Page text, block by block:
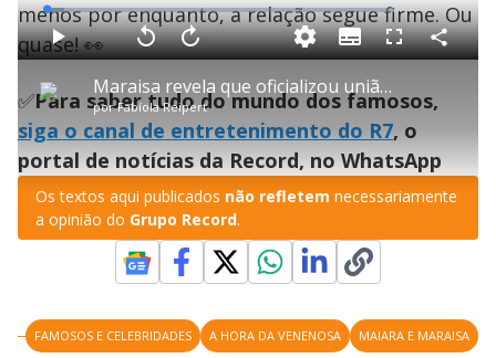
menos por enquanto, a relação segue firme. Ou
quase! 👀
P
l
a
y
Maraisa revela que oficializou união com o empresário Fernando Mocó
porFabíola Reipert
P V
t
a
r
1
0
s
e
g
u
d
s
A
n
ç
a
1
0
s
e
g
n
o
u
d
o
L
o
a
d
e
5
.
2
1
%
S
u
b
i
t
l
s
F
s
c
e
e
n
C
o
a
r
✅Para saber tudo do mundo dos famosos,
siga o canal de entretenimento do R7, o
portal de notícias da Record, no WhatsApp
Os textos aqui publicados não refletem necessariamente
a opinião do Grupo Record.
FAMOSOS E CELEBRIDADES A HORA DA VENENOSA MAIARA E MARAISA